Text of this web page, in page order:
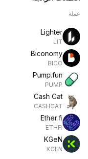
عملة
Lighter
LIT
Biconomy
BICO
Pump.fun
PUMP
Cash Cat
CASHCAT
Ether.fi
ETHFI
KGeN
KGEN